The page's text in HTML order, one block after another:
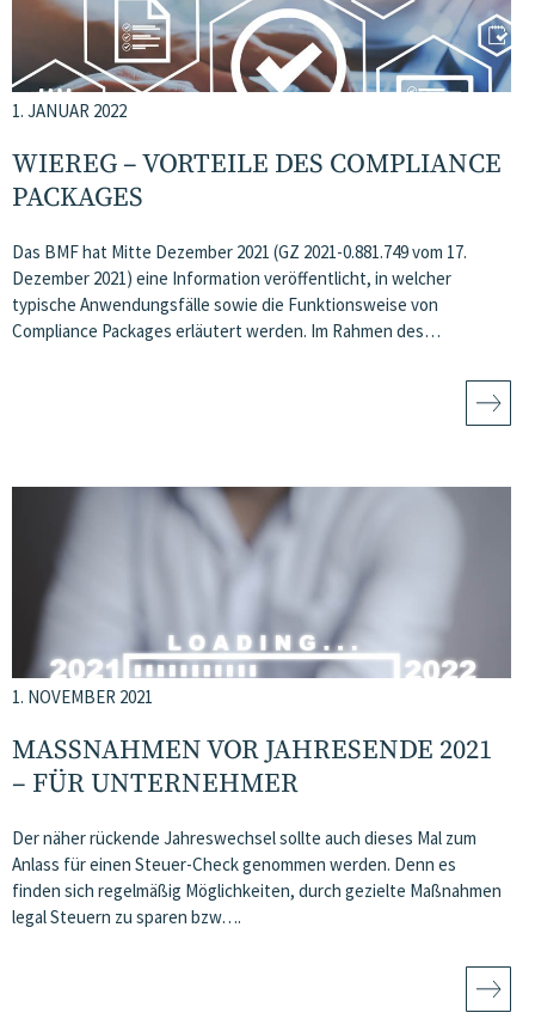
1. JANUAR 2022
WIEREG – VORTEILE DES COMPLIANCE
PACKAGES
Das BMF hat Mitte Dezember 2021 (GZ 2021-0.881.749 vom 17.
Dezember 2021) eine Information veröffentlicht, in welcher
typische Anwendungsfälle sowie die Funktionsweise von
Compliance Packages erläutert werden. Im Rahmen des…
1. NOVEMBER 2021
MASSNAHMEN VOR JAHRESENDE 2021 –
FÜR UNTERNEHMER
Der näher rückende Jahreswechsel sollte auch dieses Mal zum
Anlass für einen Steuer-Check genommen werden. Denn es
finden sich regelmäßig Möglichkeiten, durch gezielte Maßnahmen
legal Steuern zu sparen bzw….